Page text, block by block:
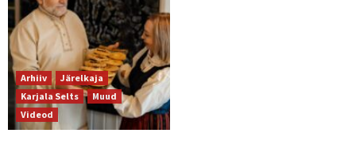
Arhiiv
Järelkaja
Karjala Selts
Muud
Videod